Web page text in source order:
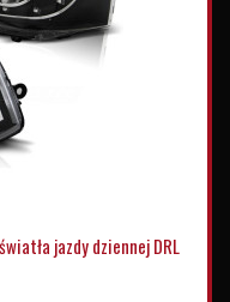
jazdy dziennej DRL